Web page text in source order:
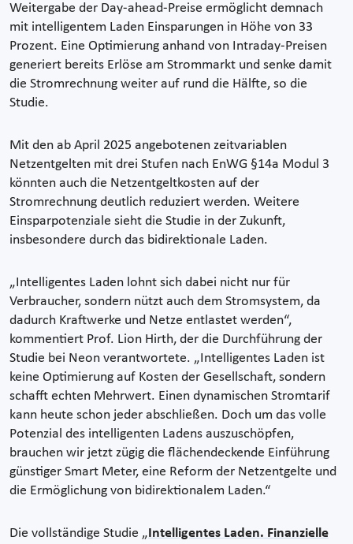
Weitergabe der Day-ahead-Preise ermöglicht demnach
mit intelligentem Laden Einsparungen in Höhe von 33
Prozent. Eine Optimierung anhand von Intraday-Preisen
generiert bereits Erlöse am Strommarkt und senke damit
die Stromrechnung weiter auf rund die Hälfte, so die
Studie.
Mit den ab April 2025 angebotenen zeitvariablen
Netzentgelten mit drei Stufen nach EnWG §14a Modul 3
könnten auch die Netzentgeltkosten auf der
Stromrechnung deutlich reduziert werden. Weitere
Einsparpotenziale sieht die Studie in der Zukunft,
insbesondere durch das bidirektionale Laden.
„Intelligentes Laden lohnt sich dabei nicht nur für
Verbraucher, sondern nützt auch dem Stromsystem, da
dadurch Kraftwerke und Netze entlastet werden“,
kommentiert Prof. Lion Hirth, der die Durchführung der
Studie bei Neon verantwortete. „Intelligentes Laden ist
keine Optimierung auf Kosten der Gesellschaft, sondern
schafft echten Mehrwert. Einen dynamischen Stromtarif
kann heute schon jeder abschließen. Doch um das volle
Potenzial des intelligenten Ladens auszuschöpfen,
brauchen wir jetzt zügig die flächendeckende Einführung
günstiger Smart Meter, eine Reform der Netzentgelte und
die Ermöglichung von bidirektionalem Laden.“
Die vollständige Studie „Intelligentes Laden. Finanzielle